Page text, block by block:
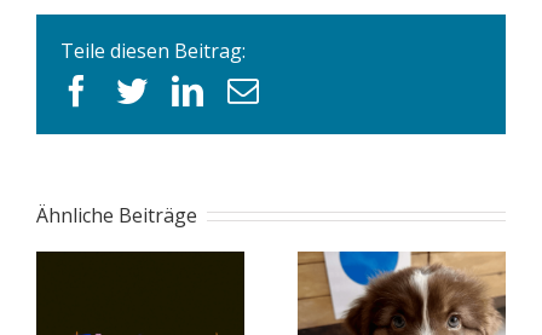
Teile diesen Beitrag:
facebook
twitterlinkedin
E-
Ähnliche Beiträge